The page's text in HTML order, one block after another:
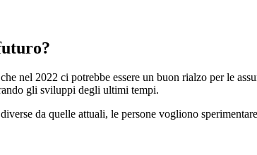
nel 2022 ci potrebbe essere un buon rialzo per le
gli sviluppi degli ultimi tempi.
da quelle attuali, le persone vogliono